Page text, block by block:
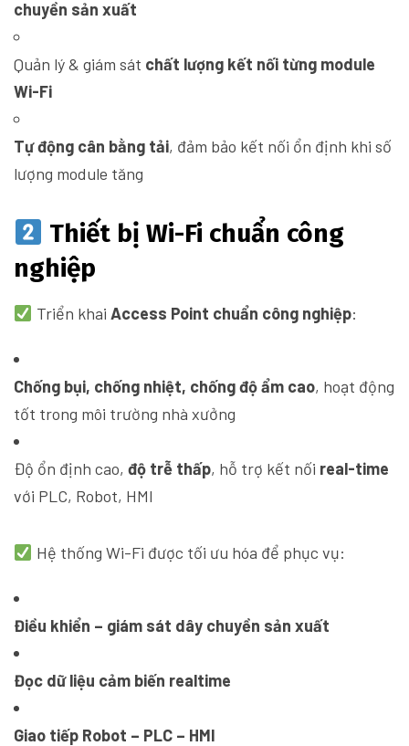
chuyền sản xuất
Quản lý & giám sát chất lượng kết nối từng module
Wi-Fi
Tự động cân bằng tải, đảm bảo kết nối ổn định khi số
lượng module tăng
Thiết bị Wi-Fi chuẩn công
nghiệp
Triển khai Access Point chuẩn công nghiệp:
Chống bụi, chống nhiệt, chống độ ẩm cao, hoạt động
tốt trong môi trường nhà xưởng
Độ ổn định cao, độ trễ thấp, hỗ trợ kết nối real-time
với PLC, Robot, HMI
Hệ thống Wi-Fi được tối ưu hóa để phục vụ:
Điều khiển – giám sát dây chuyền sản xuất
Đọc dữ liệu cảm biến realtime
Giao tiếp Robot – PLC – HMI